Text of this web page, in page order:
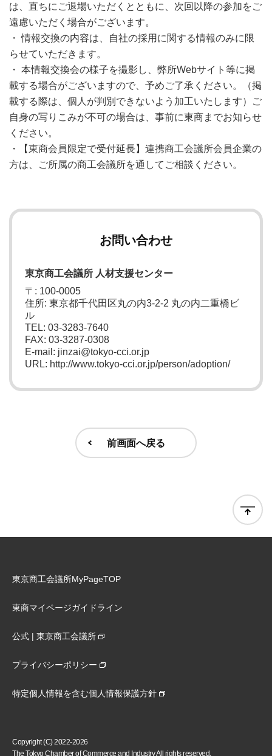
は、直ちにご退場いただくとともに、次回以降の参加をご
遠慮いただく場合がございます。
・ 情報交換の内容は、自社の採用に関する情報のみに限
らせていただきます。
・ 本情報交換会の様子を撮影し、弊所Webサイト等に掲
載する場合がございますので、予めご了承ください。（掲
載する際は、個人が判別できないよう加工いたします）ご
自身の写りこみが不可の場合は、事前に東商までお知らせ
ください。
・【東商会員限定で受付延長】連携商工会議所会員企業の
方は、ご所属の商工会議所を通してご相談ください。
お問い合わせ
東京商工会議所 人材支援センター
〒: 100-0005
住所: 東京都千代田区丸の内3-2-2 丸の内二重橋ビ
ル
TEL: 03-3283-7640
FAX: 03-3287-0308
E-mail: jinzai@tokyo-cci.or.jp
URL: http://www.tokyo-cci.or.jp/person/adoption/
前画面へ戻る
東京商工会議所MyPageTOP
東商マイページガイドライン
公式 | 東京商工会議所
プライバシーポリシー
特定個人情報を含む個人情報保護方針
Copyright (C) 2022-2026
The Tokyo Chamber of Commerce and Industry All rights reserved.